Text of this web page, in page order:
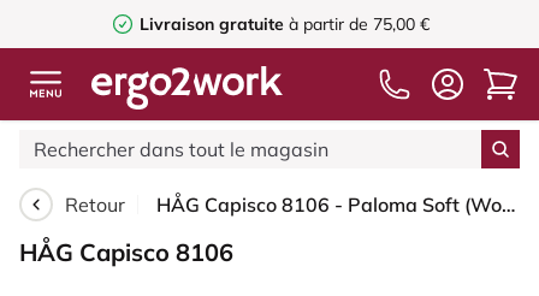
Livraison gratuite à partir de 75,00 €
Retour HÅG Capisco 8106 - Paloma Soft (Wollsdorf) - Cuir semi-aniline - ATG55130 - Dark brown - Argent - 200 mm (hauteur d’assise 46–64 cm) - Roues dures pour sols souples
HÅG Capisco 8106